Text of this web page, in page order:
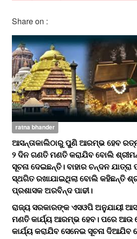
Share on :
ratna bhander
ଆସନ୍ତାକାଲିଠାରୁ ପୁଣି ଆରମ୍ଭ ହେବ
୨ ଦିନ ଗଣତି ମଣତି କରାଯିବ ବୋଲି
ସୂଚନା ଦେଇଛନ୍ତି। ବାହାର ଚନ୍ଦନ
ସ୍ଥଗିତ ରଖାଯାଇଥିଲା ବୋଲି କହିଛନ୍ତି
ପ୍ରଶାସକ ଅରବିନ୍ଦ ପାଢୀ।
ରାଜ୍ୟ ସରକାରଙ୍କ ଏସଓପି ଅନୁଯାୟୀ
ମଣତି କାର୍ଯ୍ୟ ଆରମ୍ଭ ହେବ। ପରେ
କାର୍ଯ୍ୟ କରାଯିବ ସେନେଇ ସୂଚନା